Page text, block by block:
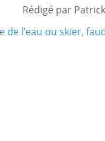
Rédigé par